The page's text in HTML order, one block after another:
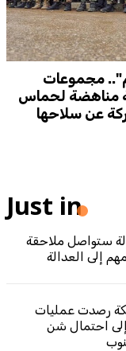
مجموعات
مناهضة لحماس
عن سلاحها
Just in
ستواصل ملاحقة
إلى العدالة
رصدت عمليات
احتمال شن